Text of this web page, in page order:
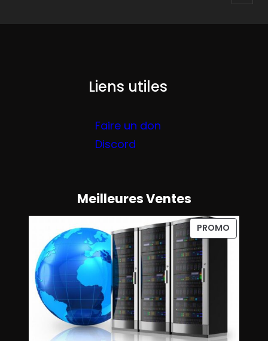
Liens utiles
Faire un don
Discord
Meilleures Ventes
PROMO
R